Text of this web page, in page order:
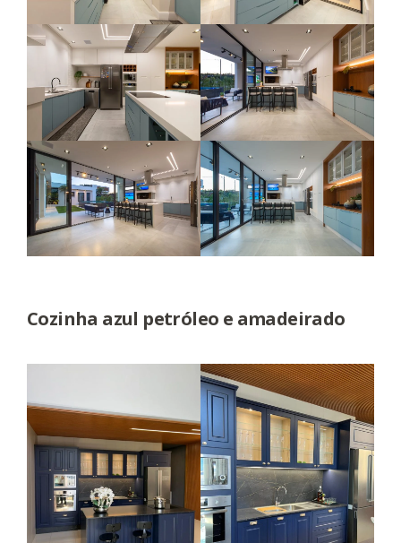
Cozinha azul petróleo e amadeirado